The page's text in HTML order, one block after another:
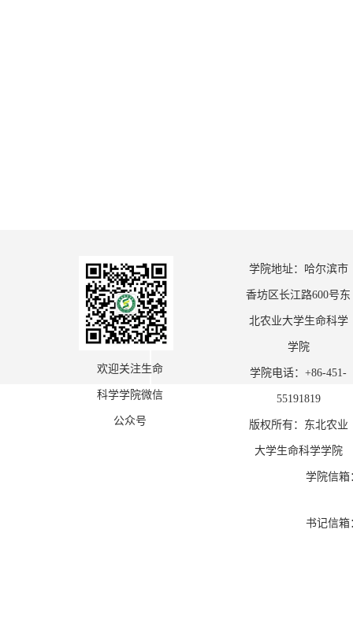
欢迎关注生命
科学学院微信
公众号
学院地址：哈尔滨市
香坊区长江路600号东
北农业大学生命科学
学院
学院电话：+86-451-
55191819
版权所有：东北农业
大学生命科学学院
学院信箱
书记信箱